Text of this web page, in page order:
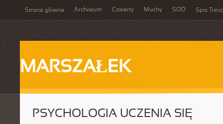
Strona główna Archiwum Czwarty Muchy SOD Spis
MARSZAŁEK
PSYCHOLOGIA UCZENIA SIĘ